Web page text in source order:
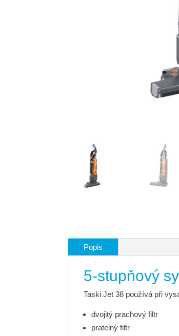
Popis
5-stupňový
Taski Jet 38 používá při
dvojitý prachový filtr
pratelný filtr